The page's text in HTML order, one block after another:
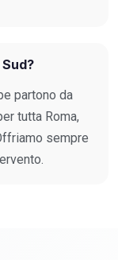
partono da
tutta Roma,
sempre